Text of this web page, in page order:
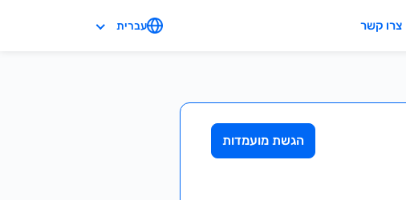
צרו קשר עברית
הגשת מועמדות